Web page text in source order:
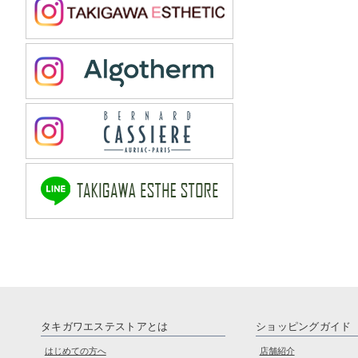
タキガワエステストアとは
はじめての方へ
ショッピングガイド
店舗紹介